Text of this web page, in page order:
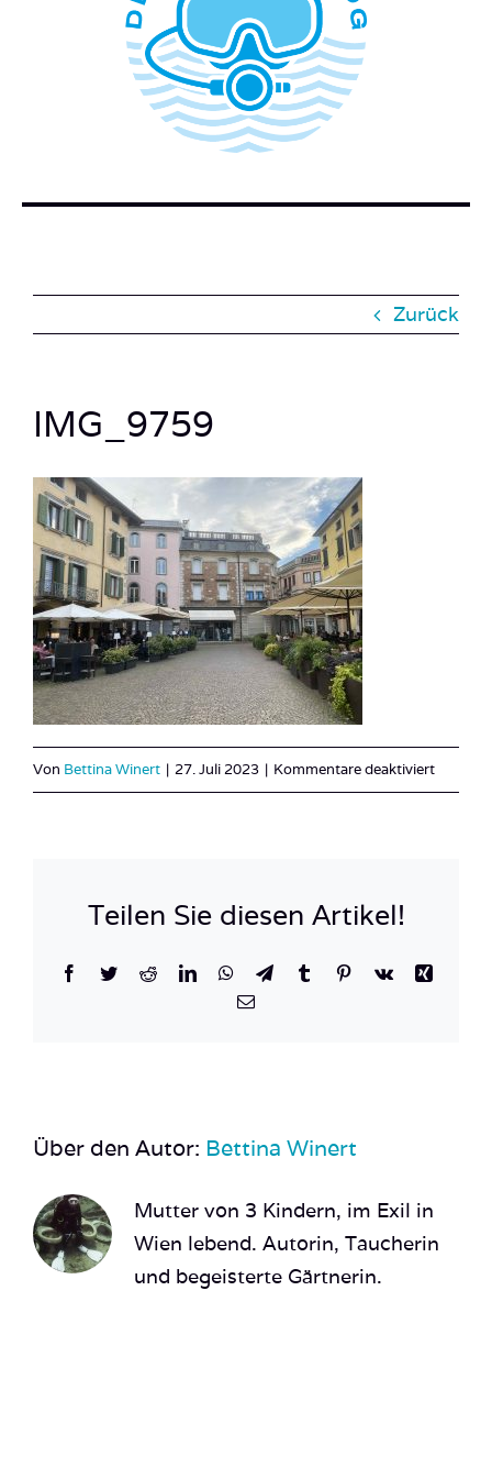
WER STECKT HINTER DEM TAUCHERBLOG?
BUCH BESTELLEN
Zurück
IMG_9759
Von Bettina Winert | 27. Juli 2023 | Kommentare deaktiviertfür
Teilen Sie diesen Artikel!
Facebook
TwitterRedditLinkedInWhatsApp
TelegramTumblrPinterest
Vk
Xing
E-
Über den Autor: Bettina Winert
Mutter von 3 Kindern, im Exil in
Wien lebend. Autorin, Taucherin
und begeisterte Gärtnerin.